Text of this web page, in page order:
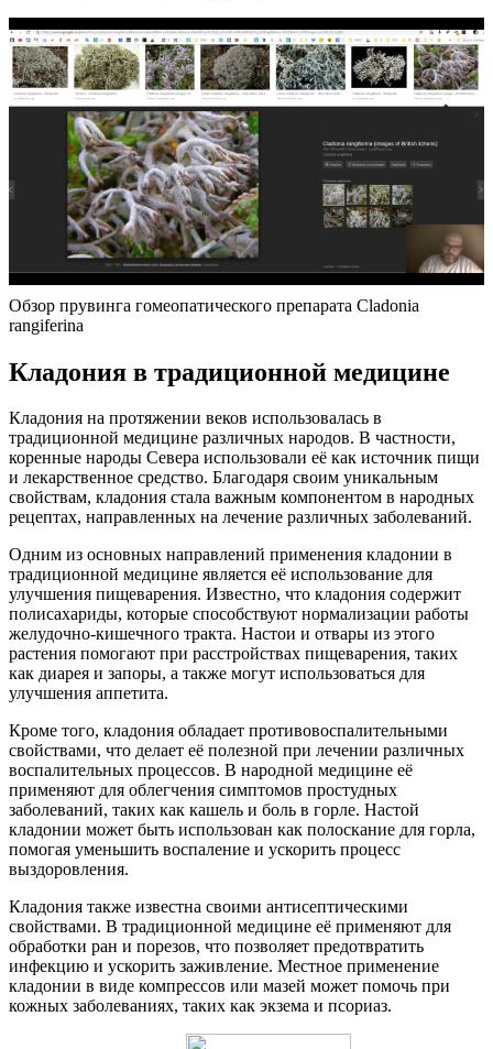
Обзор прувинга гомеопатического препарата Cladonia
rangiferina
Кладония в традиционной медицине
Кладония на протяжении веков использовалась в
традиционной медицине различных народов. В частности,
коренные народы Севера использовали её как источник пищи
и лекарственное средство. Благодаря своим уникальным
свойствам, кладония стала важным компонентом в народных
рецептах, направленных на лечение различных заболеваний.
Одним из основных направлений применения кладонии в
традиционной медицине является её использование для
улучшения пищеварения. Известно, что кладония содержит
полисахариды, которые способствуют нормализации работы
желудочно-кишечного тракта. Настои и отвары из этого
растения помогают при расстройствах пищеварения, таких
как диарея и запоры, а также могут использоваться для
улучшения аппетита.
Кроме того, кладония обладает противовоспалительными
свойствами, что делает её полезной при лечении различных
воспалительных процессов. В народной медицине её
применяют для облегчения симптомов простудных
заболеваний, таких как кашель и боль в горле. Настой
кладонии может быть использован как полоскание для горла,
помогая уменьшить воспаление и ускорить процесс
выздоровления.
Кладония также известна своими антисептическими
свойствами. В традиционной медицине её применяют для
обработки ран и порезов, что позволяет предотвратить
инфекцию и ускорить заживление. Местное применение
кладонии в виде компрессов или мазей может помочь при
кожных заболеваниях, таких как экзема и псориаз.